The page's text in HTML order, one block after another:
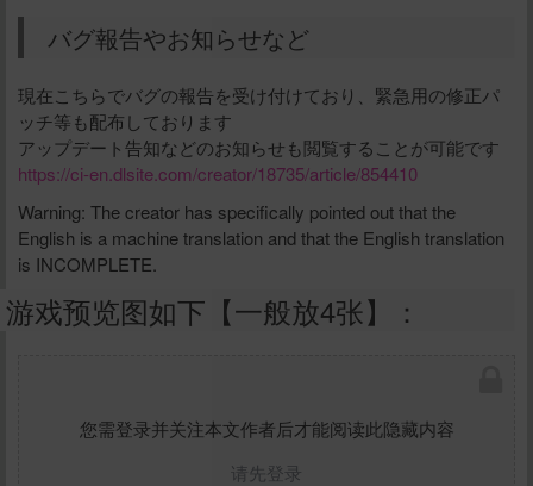
バグ報告やお知らせなど
現在こちらでバグの報告を受け付けており、緊急用の修正パ
ッチ等も配布しております
アップデート告知などのお知らせも閲覧することが可能です
https://ci-en.dlsite.com/creator/18735/article/854410
Warning: The creator has specifically pointed out that the
English is a machine translation and that the English translation
is INCOMPLETE.
游戏预览图如下【一般放4张】：
您需登录并关注本文作者后才能阅读此隐藏内容
请先登录